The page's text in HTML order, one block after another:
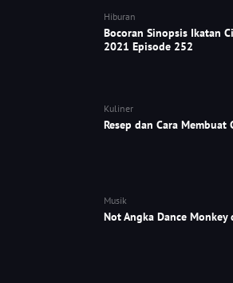
Hiburan
Bocoran Sinopsis Ikatan
2021 Episode 252
Kuliner
Resep dan Cara Membuat
Musik
Not Angka Dance